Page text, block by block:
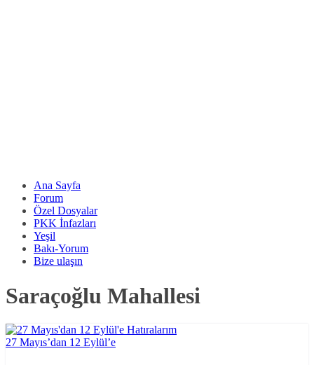
Ana Sayfa
Forum
Özel Dosyalar
PKK İnfazları
Yeşil
Bakı-Yorum
Bize ulaşın
Saraçoğlu Mahallesi
27 Mayıs’dan 12 Eylül’e